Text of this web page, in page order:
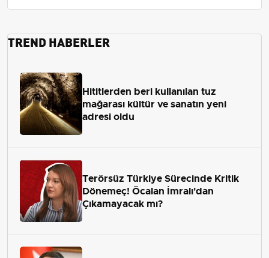
TREND HABERLER
Hititlerden beri kullanılan tuz
mağarası kültür ve sanatın yeni
adresi oldu
Terörsüz Türkiye Sürecinde Kritik
Dönemeç! Öcalan İmralı'dan
Çıkamayacak mı?